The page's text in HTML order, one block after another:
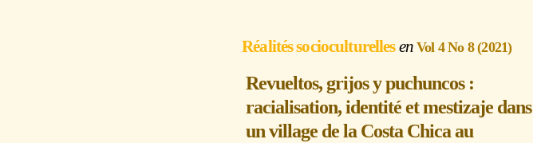
Réalités socioculturelles Vol 4 No 8 (2021)
Revueltos, grijos y puchuncos :
racialisation, identité et mestizaje dans
un village de la Costa Chica au